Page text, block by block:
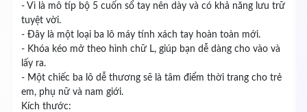
- Vì là mô típ bộ 5 cuốn sổ tay nên dày và có khả năng lưu trữ
tuyệt vời.
- Đây là một loại ba lô máy tính xách tay hoàn toàn mới.
- Khóa kéo mở theo hình chữ L, giúp bạn dễ dàng cho vào và
lấy ra.
- Một chiếc ba lô dễ thương sẽ là tâm điểm thời trang cho trẻ
em, phụ nữ và nam giới.
Kích thước: